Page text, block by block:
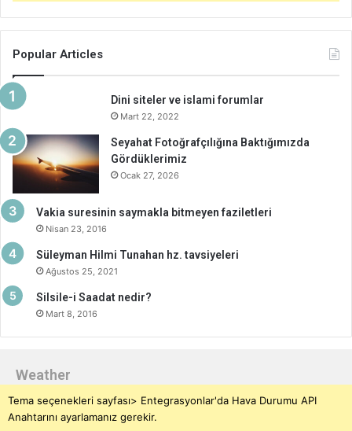
Popular Articles
Dini siteler ve islami forumlar
Mart 22, 2022
Seyahat Fotoğrafçılığına Baktığımızda
Gördüklerimiz
Ocak 27, 2026
Vakia suresinin saymakla bitmeyen faziletleri
Nisan 23, 2016
Süleyman Hilmi Tunahan hz. tavsiyeleri
Ağustos 25, 2021
Silsile-i Saadat nedir?
Mart 8, 2016
Weather
Tema seçenekleri sayfası> Entegrasyonlar'da Hava Durumu API
Anahtarını ayarlamanız gerekir.